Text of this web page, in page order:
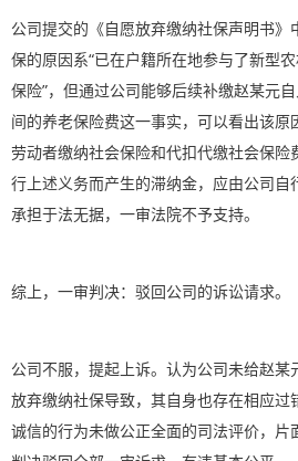
公司提交的《自愿放弃缴纳社保声明书
保的原因系“已在户籍所在地参与了新型
保险”，但通过公司能够后续补缴赵某元
间的养老保险费这一事实，可以看出该原
劳动者缴纳社会保险和代扣代缴社会保险
行上述义务而产生的滞纳金，应由公司自
承担于法无据，一审法院不予支持。
综上，一审判决：驳回公司的诉讼请求。
公司不服，提起上诉。认为公司未给赵某
放弃缴纳社保导致，其自身也存在相应过
诚信的行为未做公正全面的司法评价，片